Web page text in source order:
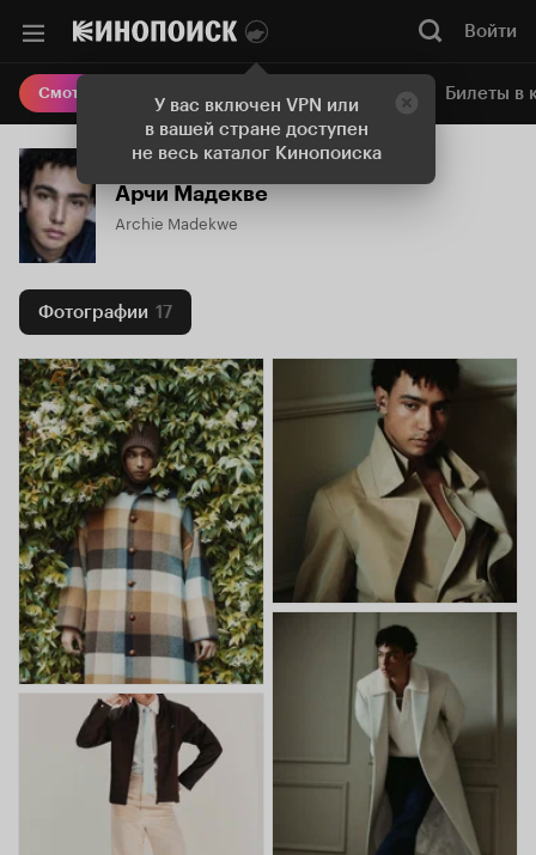
У вас включен VPN или
в вашей стране доступен
не весь каталог Кинопоиска
Войти
Смотреть кино Онлайн-кинотеатр Билеты в
Арчи Мадекве
Archie Madekwe
Фотографии 17